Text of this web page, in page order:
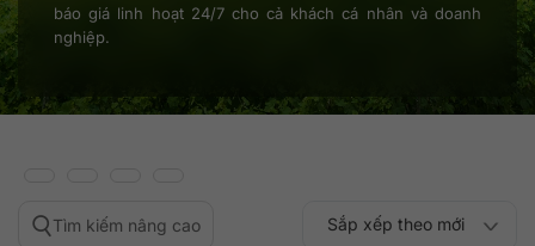
báo giá linh hoạt 24/7 cho cả khách cá nhân và doanh
nghiệp.
Tìm kiếm nâng cao Sắp xếp theo
Sắp xếp theo mới